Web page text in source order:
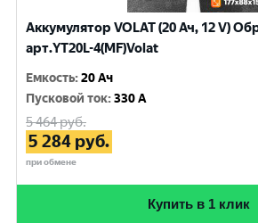
Аккумулятор VOLAT (20 Ач, 12 V)
арт.YT20L-4(MF)Volat
Емкость:20 Ач
Пусковой ток:330 A
5 464руб.
5 284 руб.
при обмене
Купить в 1 клик